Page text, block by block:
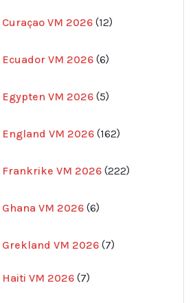
Curaçao VM 2026 12
produkter
Ecuador VM 2026 6
produkter
Egypten VM 2026 5
produkter
England VM 2026 162
produkter
Frankrike VM 2026 222
produkter
Ghana VM 2026 6
produkter
Grekland VM 2026 7
produkter
Haiti VM 2026 77